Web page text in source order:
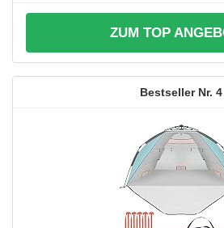
ZUM TOP
4